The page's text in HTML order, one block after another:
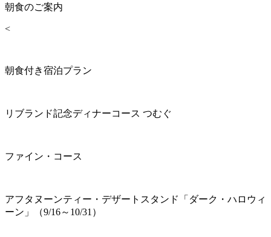
朝食のご案内
<
朝食付き宿泊プラン
リブランド記念ディナーコース つむぐ
ファイン・コース
アフタヌーンティー・デザートスタンド「ダーク・ハロウィ
ーン」（9/16～10/31）